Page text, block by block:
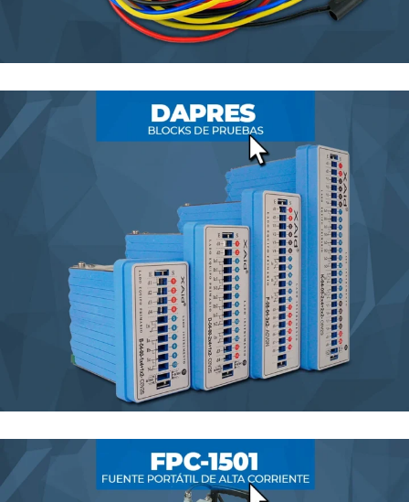
Block de pruebas